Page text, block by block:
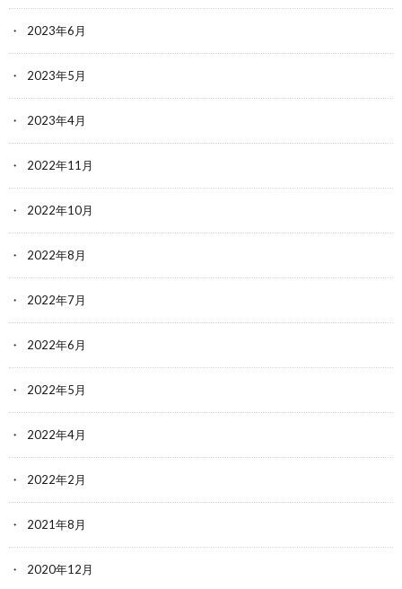
2023年6月
2023年5月
2023年4月
2022年11月
2022年10月
2022年8月
2022年7月
2022年6月
2022年5月
2022年4月
2022年2月
2021年8月
2020年12月